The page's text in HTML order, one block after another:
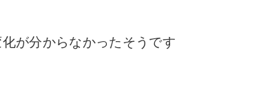
が分からなかったそうです